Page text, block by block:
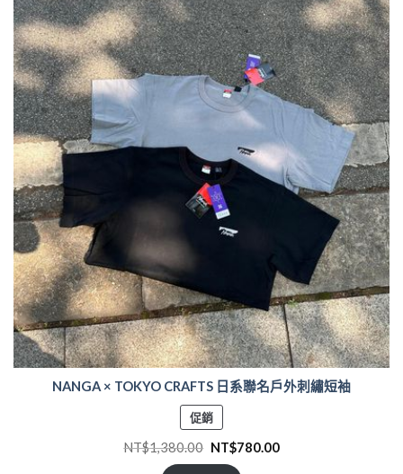
NANGA × TOKYO CRAFTS 日系聯名戶外刺繡短袖
促銷特
價
商
NT$1,380.00 NT$780.00